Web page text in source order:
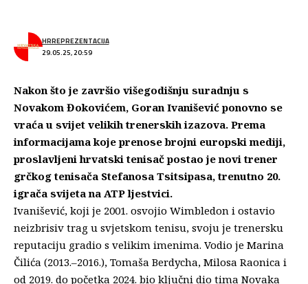
29.05.25, 20:59
HRREPREZENTACIJA
Nakon što je završio višegodišnju suradnju s
Novakom Đokovićem, Goran Ivanišević ponovno se
vraća u svijet velikih trenerskih izazova. Prema
informacijama koje prenose brojni europski mediji,
proslavljeni hrvatski tenisač postao je novi trener
grčkog tenisača Stefanosa Tsitsipasa, trenutno 20.
igrača svijeta na ATP ljestvici.
Ivanišević, koji je 2001. osvojio Wimbledon i ostavio
neizbrisiv trag u svjetskom tenisu, svoju je trenersku
reputaciju gradio s velikim imenima. Vodio je Marina
Čilića (2013.–2016.), Tomaša Berdycha, Milosa Raonica i
od 2019. do početka 2024. bio ključni dio tima Novaka